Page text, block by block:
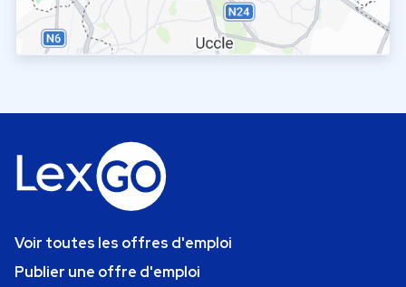
Voir toutes les offres d'emploi
Publier une offre d'emploi